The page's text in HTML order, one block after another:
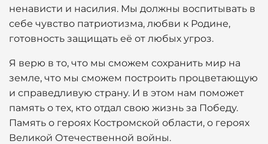
ненависти и насилия. Мы должны воспитывать в
себе чувство патриотизма, любви к Родине,
готовность защищать её от любых угроз.
Я верю в то, что мы сможем сохранить мир на
земле, что мы сможем построить процветающую
и справедливую страну. И в этом нам поможет
память о тех, кто отдал свою жизнь за Победу.
Память о героях Костромской области, о героях
Великой Отечественной войны.